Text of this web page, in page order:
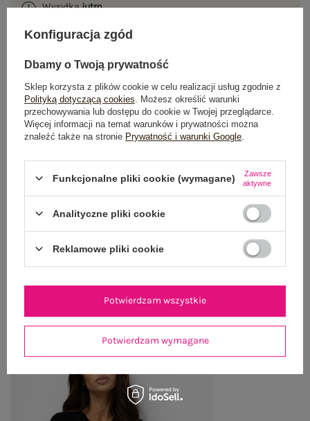
Wysyłkajutro
100 dni na zwrot
OPIS PRODUKTU
GŁÓWNE PARAMETRY
OPINIE O PRODUKCIE (1)
WYSYŁKA I DOSTAWA
OSTATNIO OGLĄDANE
Konfiguracja zgód
Dbamy o Twoją prywatność
Sklep korzysta z plików cookie w celu realizacji usług zgodnie z
Polityką dotyczącą cookies . Możesz określić warunki
przechowywania lub dostępu do cookie w Twojej przeglądarce.
Więcej informacji na temat warunków i prywatności można
znaleźć także na stronie Prywatność i warunki Google
Funkcjonalne pliki cookie (wymagane)
Zawsze
aktywne
Analityczne pliki cookie
Reklamowe pliki cookie
Potwierdzam wymagane
Potwierdzam wszystkie